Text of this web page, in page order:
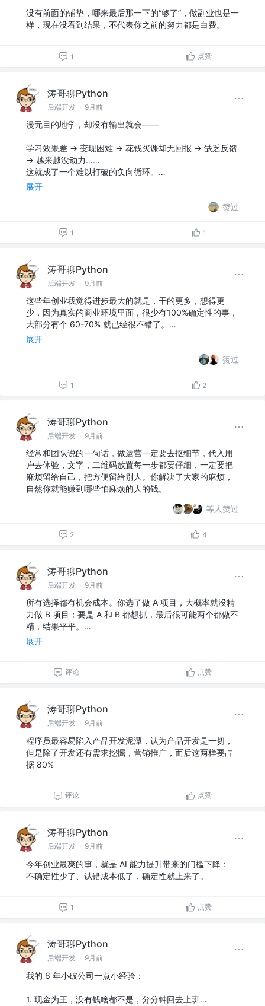
没有前面的铺垫，哪来最后那一下的“够了”，做副业也是一
样，现在没看到结果，不代表你之前的努力都是白费。
1 点赞
涛哥聊Python
后端开发 · 9月前
漫无目的地学，却没有输出就会——
学习效果差 → 变现困难 → 花钱买课却无回报 → 缺乏反馈
→ 越来越没动力……
这就成了一个难以打破的负向循环。…
展开
赞过
1 1
涛哥聊Python
后端开发 · 9月前
这些年创业我觉得进步最大的就是，干的更多，想得更
少，因为真实的商业环境里面，很少有100%确定性的事，
大部分有个 60-70% 就已经很不错了。…
展开
赞过
1 2
涛哥聊Python
后端开发 · 9月前
经常和团队说的一句话，做运营一定要去抠细节，代入用
户去体验，文字，二维码放置每一步都要仔细，一定要把
麻烦留给自己，把方便留给别人。你解决了大家的麻烦，
自然你就能赚到哪些怕麻烦的人的钱。
等人赞过
2 4
涛哥聊Python
后端开发 · 9月前
所有选择都有机会成本。你选了做 A 项目，大概率就没精
力做 B 项目；要是 A 和 B 都想抓，最后很可能两个都做不
精，结果平平。…
展开
评论 点赞
涛哥聊Python
后端开发 · 9月前
程序员最容易陷入产品开发泥潭，认为产品开发是一切，
但是除了开发还有需求挖掘，营销推广，而后这两样要占
据 80%
评论 点赞
涛哥聊Python
后端开发 · 9月前
今年创业最爽的事，就是 AI 能力提升带来的门槛下降：
不确定性少了、试错成本低了，确定性就上来了。
1 点赞
涛哥聊Python
后端开发 · 9月前
我的 6 年小破公司一点小经验：
1. 现金为王，没有钱啥都不是，分分钟回去上班…